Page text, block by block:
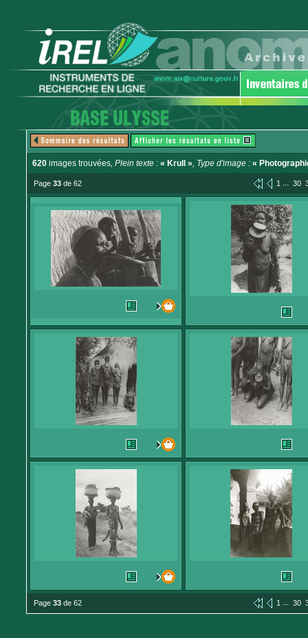
620 images trouvées, Plein texte : « Krull », Type d'image : «
Page 33 de 62 1 ... 30
Page 33 de 62 1 ... 30